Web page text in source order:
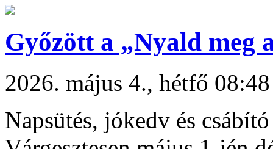
Győzött a „Nyald meg
2026. május 4., hétfő 08:48
Napsütés, jókedv és